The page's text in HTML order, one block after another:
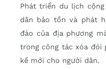
Phát triển du lịch
dân bảo tồn và phát
đáo của địa phương
trong công tác xóa đói
kế mới cho người dân.